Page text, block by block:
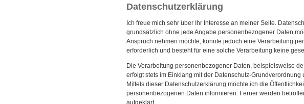
Datenschutzerklärung
Ich freue mich sehr über Ihr Interesse an meiner Seite.
grundsätzlich ohne jede Angabe personenbezogener Daten
Anspruch nehmen möchte, könnte jedoch eine Verarbeitung
erforderlich und besteht für eine solche Verarbeitung keine
Die Verarbeitung personenbezogener Daten, beispielsweise
erfolgt stets im Einklang mit der Datenschutz-
Mittels dieser Datenschutzerklärung möchte ich die
personenbezogenen Daten informieren. Ferner werden
aufgeklärt.